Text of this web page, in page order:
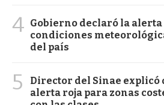
4 Gobierno declaró la alerta
condiciones
del país
5
Director del Sinae explicó
alerta roja para zonas